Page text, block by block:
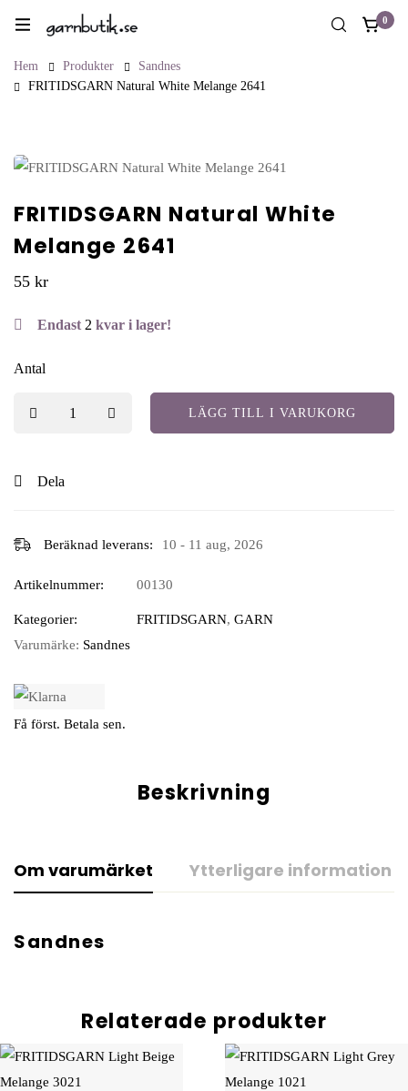
0
Hem Produkter
Sandnes
FRITIDSGARN Natural White Melange 2641
FRITIDSGARN Natural White
Melange 2641
55 kr
Endast 2 kvar i lager!
Antal
LÄGG TILL I VARUKORG
Dela
Beräknad leverans: 10 - 11 aug, 2026
Artikelnummer: 00130
Kategorier: FRITIDSGARN, GARN
Varumärke: Sandnes
Få först. Betala sen.
Beskrivning
Om varumärket Ytterligare information
Sandnes
Relaterade produkter